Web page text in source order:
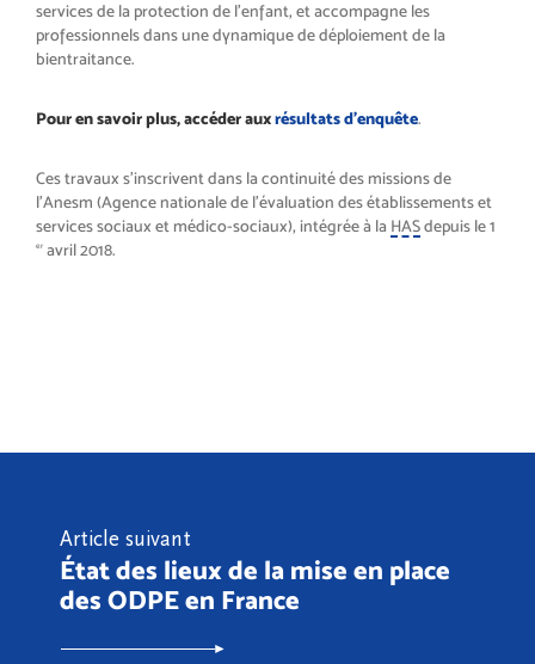
services de la protection de l’enfant, et accompagne les
professionnels dans une dynamique de déploiement de la
bientraitance.
Pour en savoir plus, accéder auxrésultats d’enquête.
Ces travaux s’inscrivent dans la continuité des missions de
l’Anesm (Agence nationale de l’évaluation des établissements et
services sociaux et médico-sociaux), intégrée à la HASdepuis le 1
er avril 2018.
Article suivant
État des lieux de la mise en place
des ODPE en France